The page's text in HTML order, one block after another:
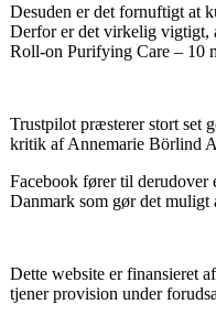
Desuden er det fornuftigt at
Derfor er det virkelig vigtigt,
Roll-on Purifying Care – 10
Trustpilot præsterer stort set
kritik af Annemarie Börlind
Facebook fører til
Danmark som gør det muligt
Dette website er finansieret
tjener provision under